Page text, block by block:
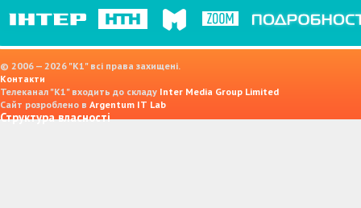
© 2006 — 2026 "K1" всі права захищені.
Контакти
Телеканал "К1" входить до складу Inter Media Group Limited
Сайт розроблено в Argentum IT Lab
Структура власності